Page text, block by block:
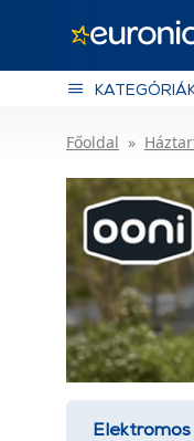
Főoldal
Elektromos